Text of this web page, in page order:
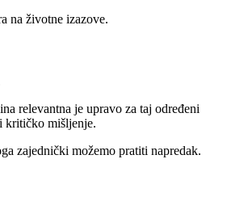
na životne izazove.
relevantna je upravo za taj određeni
kritičko mišljenje.
zajednički možemo pratiti napredak.